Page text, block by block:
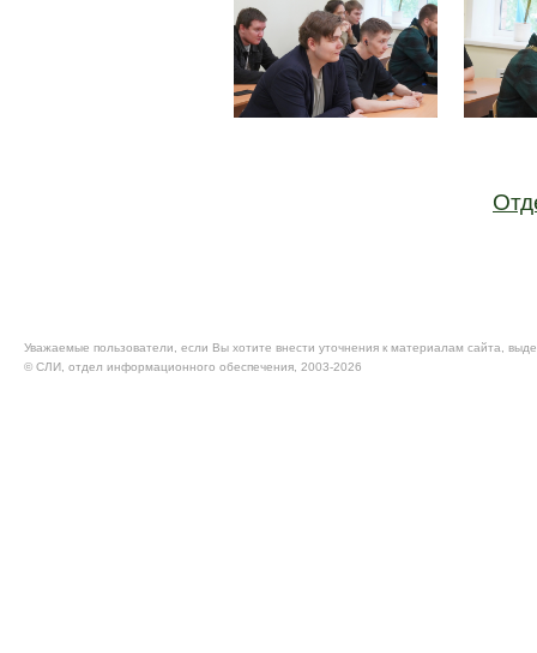
Уважаемые пользователи, если Вы хотите внести уточнения к материалам сайта,
© CЛИ, отдел информационного обеспечения, 2003-2026